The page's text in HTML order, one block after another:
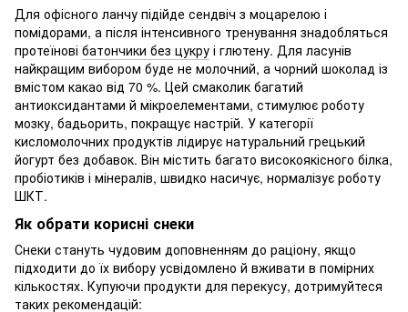
Для офісного ланчу підійде сендвіч з моцарелою і
помідорами, а після інтенсивного тренування знадобляться
протеїнові батончики без цукру і глютену. Для ласунів
найкращим вибором буде не молочний, а чорний шоколад із
вмістом какао від 70 %. Цей смаколик багатий
антиоксидантами й мікроелементами, стимулює роботу
мозку, бадьорить, покращує настрій. У категорії
кисломолочних продуктів лідирує натуральний грецький
йогурт без добавок. Він містить багато високоякісного білка,
пробіотиків і мінералів, швидко насичує, нормалізує роботу
ШКТ.
Як обрати корисні снеки
Снеки стануть чудовим доповненням до раціону, якщо
підходити до їх вибору усвідомлено й вживати в помірних
кількостях. Купуючи продукти для перекусу, дотримуйтеся
таких рекомендацій: